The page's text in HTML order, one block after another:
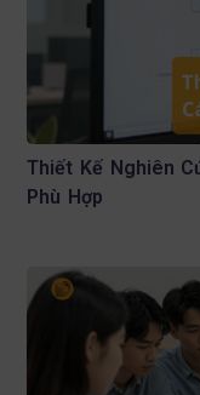
Thiết Kế Nghiên
Phù Hợp